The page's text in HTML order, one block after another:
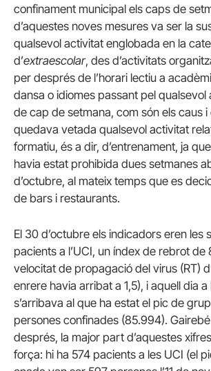
confinament municipal els caps de
d’aquestes noves mesures va ser la
qualsevol activitat englobada en la
d’extraescolar, des d’activitats
per després de l’horari lectiu a
dansa o idiomes passant pel qualsevol
de cap de setmana, com són els caus i
quedava vetada qualsevol activitat
formatiu, és a dir, d’entrenament, ja
havia estat prohibida dues setmanes
d’octubre, al mateix temps que es
de bars i restaurants.
El 30 d’octubre els indicadors eren les
pacients a l’UCI, un índex de rebrot de
velocitat de propagació del virus (RT)
enrere havia arribat a 1,5), i aquell dia
s’arribava al que ha estat el pic de
persones confinades (85.994).
després, la major part d’aquestes
força: hi ha 574 pacients a les UCI (el